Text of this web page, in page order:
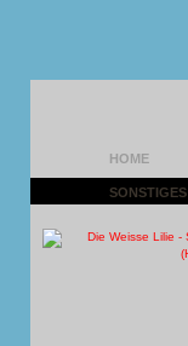
HOME
SONSTIGES